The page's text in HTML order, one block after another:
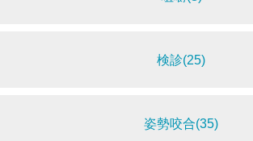
検診(25)
姿勢咬合(35)